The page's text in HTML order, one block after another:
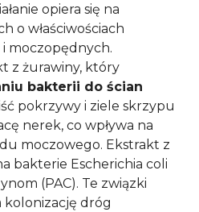
opiera się na
o właściwościach
moczopędnych.
z żurawiny, który
bakterii do ścian
pokrzywy i ziele skrzypu
nerek, co wpływa na
moczowego. Ekstrakt z
bakterie Escherichia coli
(PAC). Te związki
dróg